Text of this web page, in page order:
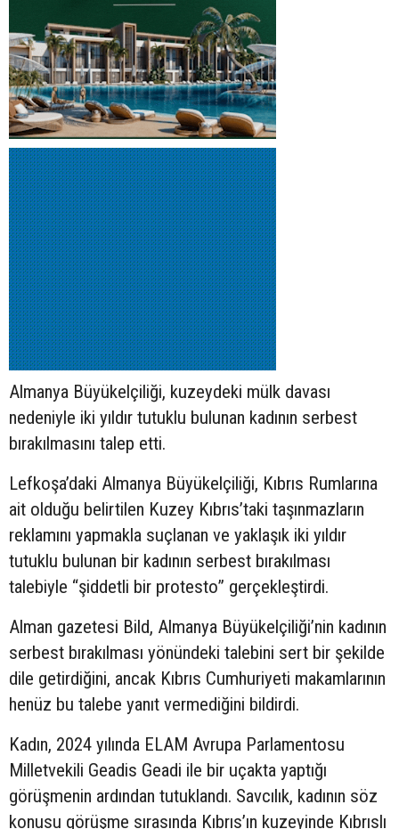
Almanya Büyükelçiliği, kuzeydeki mülk davası
nedeniyle iki yıldır tutuklu bulunan kadının serbest
bırakılmasını talep etti.
Lefkoşa’daki Almanya Büyükelçiliği, Kıbrıs Rumlarına
ait olduğu belirtilen Kuzey Kıbrıs’taki taşınmazların
reklamını yapmakla suçlanan ve yaklaşık iki yıldır
tutuklu bulunan bir kadının serbest bırakılması
talebiyle “şiddetli bir protesto” gerçekleştirdi.
Alman gazetesi Bild, Almanya Büyükelçiliği’nin kadının
serbest bırakılması yönündeki talebini sert bir şekilde
dile getirdiğini, ancak Kıbrıs Cumhuriyeti makamlarının
henüz bu talebe yanıt vermediğini bildirdi.
Kadın, 2024 yılında ELAM Avrupa Parlamentosu
Milletvekili Geadis Geadi ile bir uçakta yaptığı
görüşmenin ardından tutuklandı. Savcılık, kadının söz
konusu görüşme sırasında Kıbrıs’ın kuzeyinde Kıbrıslı